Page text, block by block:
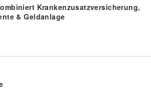
Krankenzusatzversicherung,
& Geldanlage